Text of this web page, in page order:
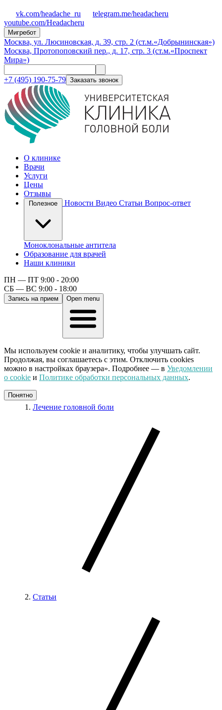
vk.com/headache_ru
telegram.me/headacheru
youtube.com/Headacheru
Мигребот
Москва, ул. Люсиновская, д. 39, стр. 2 (ст.м.«Добрынинская»)
Москва, Протопоповский пер., д. 17, стр. 3 (ст.м.«Проспект
Мира»)
+7 (495) 190-75-79 Заказать звонок
О клинике
Врачи
Услуги
Цены
Отзывы
Новости Видео Статьи Вопрос-ответ
Моноклональные антитела
Образование для врачей
Наши клиники
ПН — ПТ 9:00 - 20:00
СБ — ВС 9:00 - 18:00
Запись на прием Open menu
Мы используем cookie и аналитику, чтобы улучшать сайт.
Продолжая, вы соглашаетесь с этим. Отключить cookies
можно в настройках браузера». Подробнее — в Уведомлении
о cookie и Политике обработки персональных данных.
Понятно
Лечение головной боли
Статьи